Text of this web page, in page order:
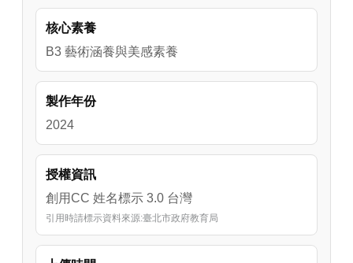
核心素養
B3 藝術涵養與美感素養
製作年份
2024
授權資訊
創用CC 姓名標示 3.0 台灣
引用時請標示資料來源:臺北市政府教育局